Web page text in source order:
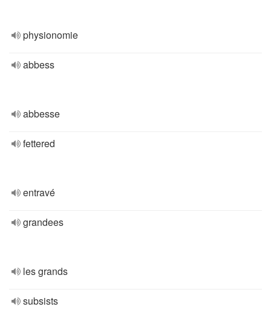
physionomie
abbess
abbesse
fettered
entravé
grandees
les grands
subsists